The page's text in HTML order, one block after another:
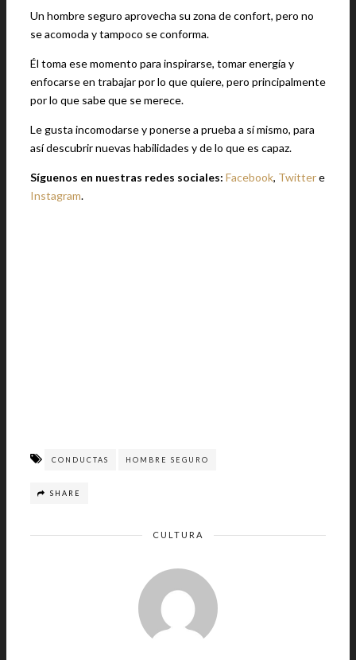
Un hombre seguro aprovecha su zona de confort, pero no
se acomoda y tampoco se conforma.
Él toma ese momento para inspirarse, tomar energía y
enfocarse en trabajar por lo que quiere, pero principalmente
por lo que sabe que se merece.
Le gusta incomodarse y ponerse a prueba a sí mismo, para
así descubrir nuevas habilidades y de lo que es capaz.
Síguenos en nuestras redes sociales: Facebook, Twittere
Instagram.
CONDUCTAS HOMBRE SEGURO
SHARE
CULTURA